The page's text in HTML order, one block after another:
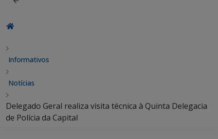
Informativos
Notícias
Delegado Geral realiza visita técnica à Quinta Delegacia
de Polícia da Capital